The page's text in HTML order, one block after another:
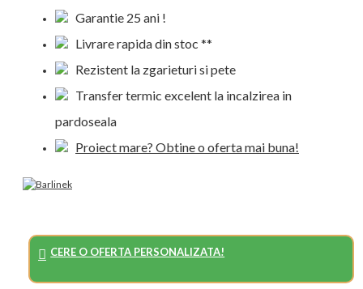
Garantie 25 ani !
Livrare rapida din stoc **
Rezistent la zgarieturi si pete
Transfer termic excelent la incalzirea in
pardoseala
Proiect mare? Obtine o oferta mai buna!
CERE O OFERTA PERSONALIZATA!